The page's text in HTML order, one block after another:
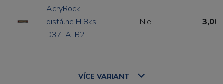
AcryRock
distálne H 8ks
D37-A, B2
Nie 3,00
VÍCE VARIANT